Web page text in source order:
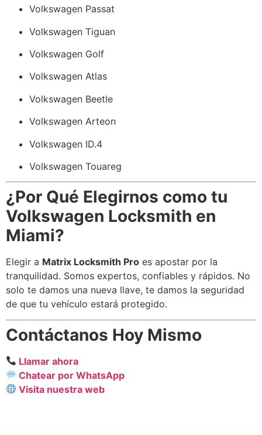
Volkswagen Passat
Volkswagen Tiguan
Volkswagen Golf
Volkswagen Atlas
Volkswagen Beetle
Volkswagen Arteon
Volkswagen ID.4
Volkswagen Touareg
¿Por Qué Elegirnos como tu
Volkswagen Locksmith en
Miami?
Elegir a Matrix Locksmith Pro es apostar por la
tranquilidad. Somos expertos, confiables y rápidos. No
solo te damos una nueva llave, te damos la seguridad
de que tu vehículo estará protegido.
Contáctanos Hoy Mismo
Llamar ahora
Chatear por WhatsApp
Visita nuestra web